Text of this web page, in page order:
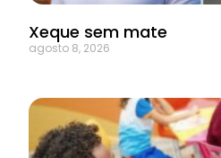
Xeque sem mate
agosto 8, 2026